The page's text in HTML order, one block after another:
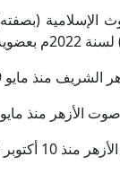
منذ مايو 2019م.
منذ مايو 2019م.
2019م.